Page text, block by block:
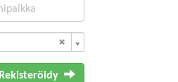
Rekisteröidy